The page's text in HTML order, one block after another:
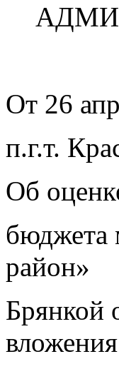
От 26
п.г.т.
Об
бюджета
район»
Брянкой
вложения